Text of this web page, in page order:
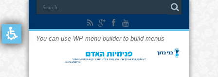
You can use WP menu builder to build menus